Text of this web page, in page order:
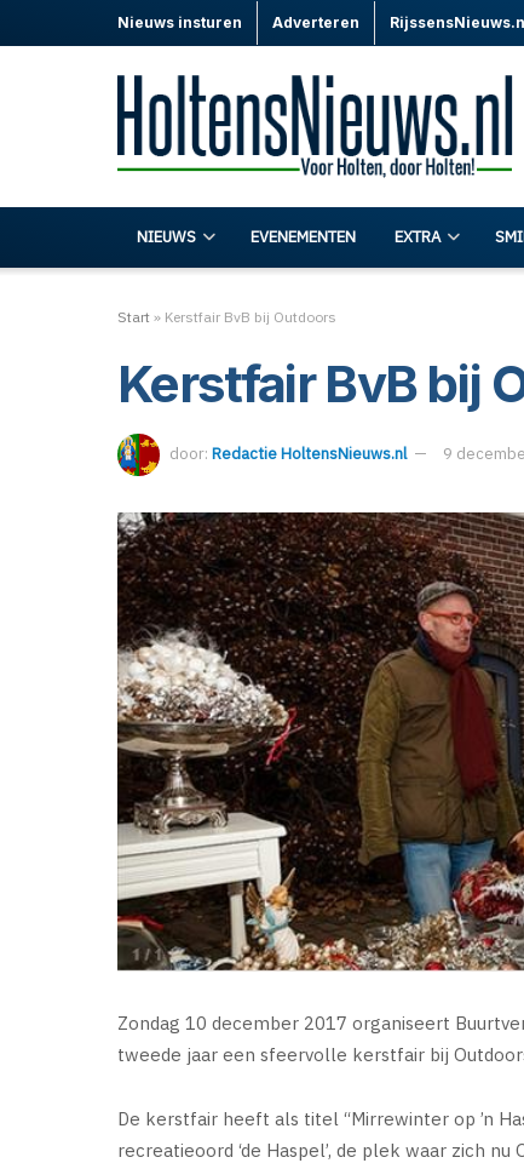
Nieuws insturen Adverteren
NIEUWS EVENEMENTEN EXTRA
Start » Kerstfair BvB bij Outdoors
Kerstfair BvB bij
door: Redactie HoltensNieuws.nl 9
Zondag 10 december 2017 organiseert
tweede jaar een sfeervolle kerstfair bij
De kerstfair heeft als titel “Mirrewinter op ’n
recreatieoord ‘de Haspel’, de plek waar zich